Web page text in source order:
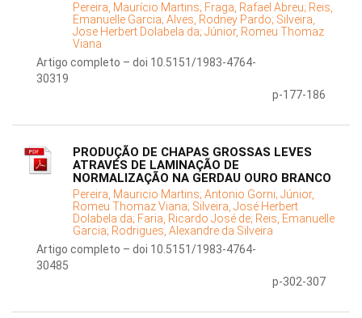
Pereira, Maurício Martins; Fraga, Rafael Abreu; Reis,
Emanuelle Garcia; Alves, Rodney Pardo; Silveira,
Jose Herbert Dolabela da; Júnior, Romeu Thomaz
Viana
Artigo completo – doi 10.5151/1983-4764-
30319
p-177-186
PRODUÇÃO DE CHAPAS GROSSAS LEVES
ATRAVÉS DE LAMINAÇÃO DE
NORMALIZAÇÃO NA GERDAU OURO BRANCO
Pereira, Mauricio Martins; Antonio Gorni; Júnior,
Romeu Thomaz Viana; Silveira, José Herbert
Dolabela da; Faria, Ricardo José de; Reis, Emanuelle
Garcia; Rodrigues, Alexandre da Silveira
Artigo completo – doi 10.5151/1983-4764-
30485
p-302-307